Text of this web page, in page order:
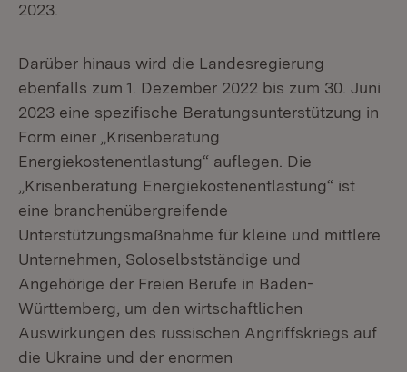
2023.
Darüber hinaus wird die Landesregierung
ebenfalls zum 1. Dezember 2022 bis zum 30. Juni
2023 eine spezifische Beratungsunterstützung in
Form einer „Krisenberatung
Energiekostenentlastung“ auflegen. Die
„Krisenberatung Energiekostenentlastung“ ist
eine branchenübergreifende
Unterstützungsmaßnahme für kleine und mittlere
Unternehmen, Soloselbstständige und
Angehörige der Freien Berufe in Baden-
Württemberg, um den wirtschaftlichen
Auswirkungen des russischen Angriffskriegs auf
die Ukraine und der enormen